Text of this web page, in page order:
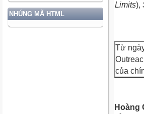
NHÚNG MÃ HTML
Limits),
Từ
của
Hoàng